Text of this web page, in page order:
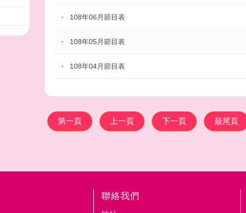
108年06月節目表
108年05月節目表
108年04月節目表
第一頁 上一頁 下一頁 最尾頁
聯絡我們